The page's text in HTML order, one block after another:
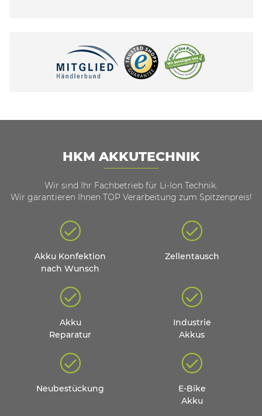
HKM AKKUTECHNIK
Wir sind Ihr Fachbetrieb für Li-Ion Technik.
Wir garantieren Ihnen TOP Verarbeitung zum Spitzenpreis!
Akku Konfektion
nach Wunsch
Zellentausch
Akku
Reparatur
Industrie
Akkus
Neubestückung
E-Bike
Akku